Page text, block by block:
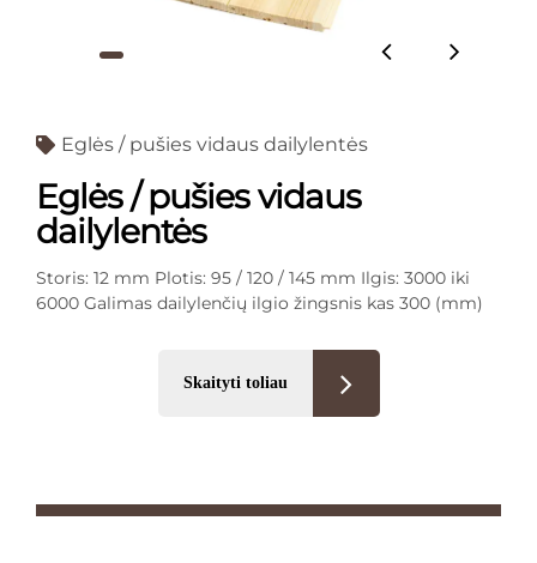
Eglės / pušies vidaus dailylentės
Eglės / pušies vidaus
dailylentės
Storis: 12 mm Plotis: 95 / 120 / 145 mm Ilgis: 3000 iki
6000 Galimas dailylenčių ilgio žingsnis kas 300 (mm)
Skaityti toliau